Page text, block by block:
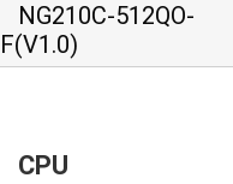
NG210C-512QO-
F(V1.0)
CPU